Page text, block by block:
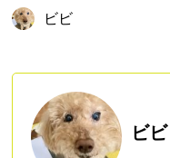
ビビ
ビビ